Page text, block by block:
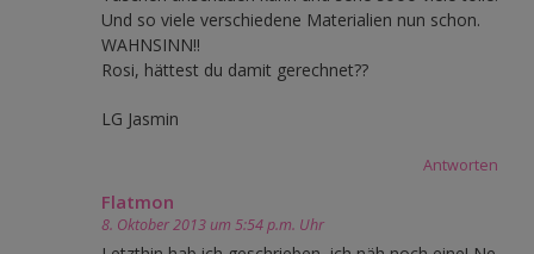
Und so viele verschiedene Materialien nun schon.
WAHNSINN!!
Rosi, hättest du damit gerechnet??
LG Jasmin
Antworten
Flatmon
8. Oktober 2013 um 5:54 p.m. Uhr